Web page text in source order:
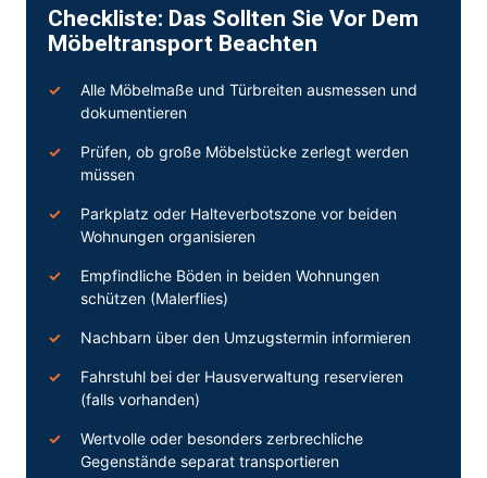
Checkliste: Das Sollten Sie Vor Dem
Möbeltransport Beachten
Alle Möbelmaße und Türbreiten ausmessen und
dokumentieren
Prüfen, ob große Möbelstücke zerlegt werden
müssen
Parkplatz oder Halteverbotszone vor beiden
Wohnungen organisieren
Empfindliche Böden in beiden Wohnungen
schützen (Malerflies)
Nachbarn über den Umzugstermin informieren
Fahrstuhl bei der Hausverwaltung reservieren
(falls vorhanden)
Wertvolle oder besonders zerbrechliche
Gegenstände separat transportieren